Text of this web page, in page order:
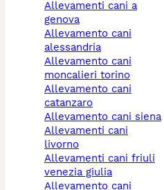
allevamenti cani a
genova
allevamento cani
alessandria
allevamento cani
moncalieri torino
allevamento cani
catanzaro
allevamento cani siena
allevamenti cani
livorno
allevamenti cani friuli
venezia giulia
allevamento cani